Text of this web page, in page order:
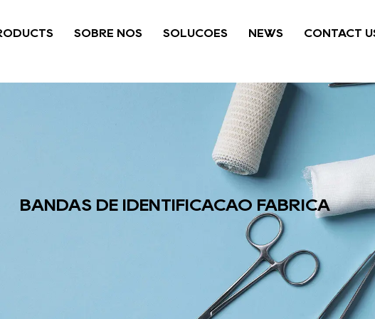
SOBRE NÓS SOLUÇÕES NEWS CONTACT
BANDAS DE IDENTIFICAÇÃO FÁBRICA